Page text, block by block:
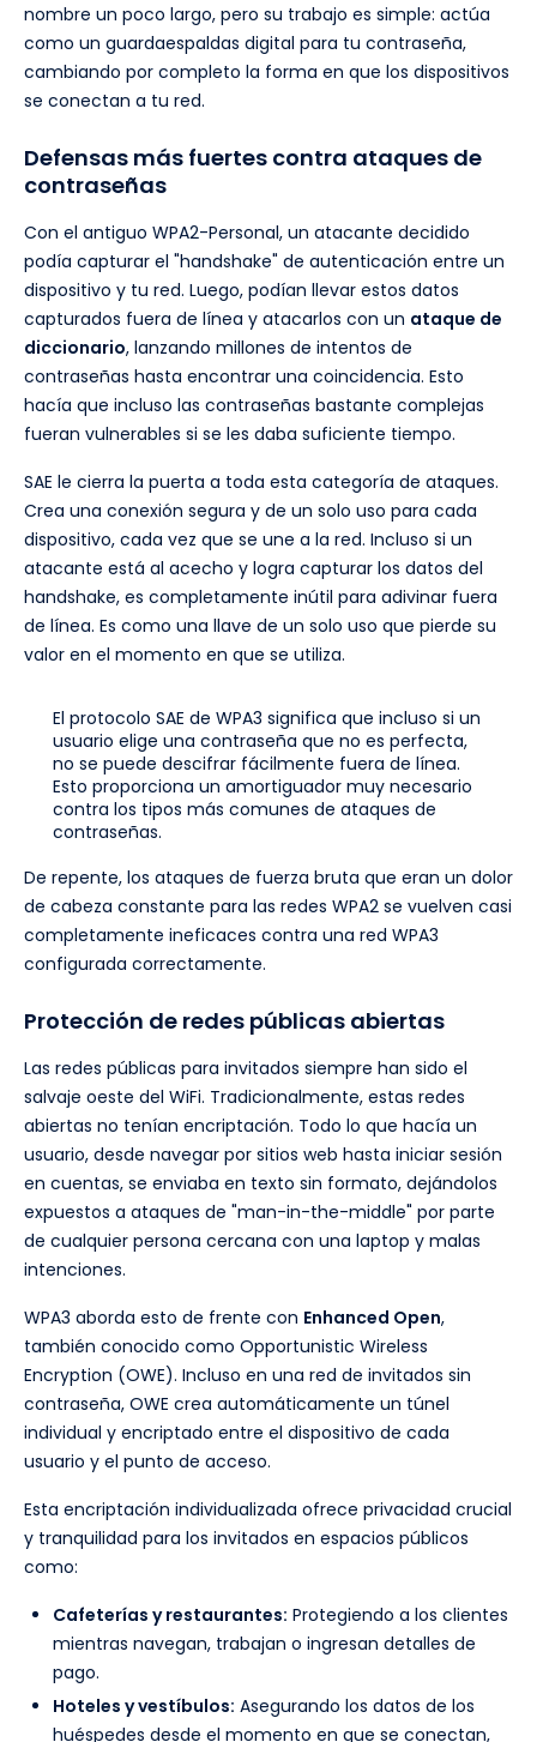
nombre un poco largo, pero su trabajo es simple: actúa
como un guardaespaldas digital para tu contraseña,
cambiando por completo la forma en que los dispositivos
se conectan a tu red.
Defensas más fuertes contra ataques de
contraseñas
Con el antiguo WPA2-Personal, un atacante decidido
podía capturar el "handshake" de autenticación entre un
dispositivo y tu red. Luego, podían llevar estos datos
capturados fuera de línea y atacarlos con un ataque de
diccionario, lanzando millones de intentos de
contraseñas hasta encontrar una coincidencia. Esto
hacía que incluso las contraseñas bastante complejas
fueran vulnerables si se les daba suficiente tiempo.
SAE le cierra la puerta a toda esta categoría de ataques.
Crea una conexión segura y de un solo uso para cada
dispositivo, cada vez que se une a la red. Incluso si un
atacante está al acecho y logra capturar los datos del
handshake, es completamente inútil para adivinar fuera
de línea. Es como una llave de un solo uso que pierde su
valor en el momento en que se utiliza.
El protocolo SAE de WPA3 significa que incluso si un
usuario elige una contraseña que no es perfecta,
no se puede descifrar fácilmente fuera de línea.
Esto proporciona un amortiguador muy necesario
contra los tipos más comunes de ataques de
contraseñas.
De repente, los ataques de fuerza bruta que eran un dolor
de cabeza constante para las redes WPA2 se vuelven casi
completamente ineficaces contra una red WPA3
configurada correctamente.
Protección de redes públicas abiertas
Las redes públicas para invitados siempre han sido el
salvaje oeste del WiFi. Tradicionalmente, estas redes
abiertas no tenían encriptación. Todo lo que hacía un
usuario, desde navegar por sitios web hasta iniciar sesión
en cuentas, se enviaba en texto sin formato, dejándolos
expuestos a ataques de "man-in-the-middle" por parte
de cualquier persona cercana con una laptop y malas
intenciones.
WPA3 aborda esto de frente con Enhanced Open,
también conocido como Opportunistic Wireless
Encryption (OWE). Incluso en una red de invitados sin
contraseña, OWE crea automáticamente un túnel
individual y encriptado entre el dispositivo de cada
usuario y el punto de acceso.
Esta encriptación individualizada ofrece privacidad crucial
y tranquilidad para los invitados en espacios públicos
como:
Cafeterías y restaurantes: Protegiendo a los clientes
mientras navegan, trabajan o ingresan detalles de
pago.
Hoteles y vestíbulos: Asegurando los datos de los
huéspedes desde el momento en que se conectan,